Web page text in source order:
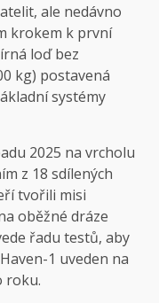
ale nedávno
krokem k první
loď bez
kg) postavená
systémy
2025 na vrcholu
z 18 sdílených
tvořili misi
oběžné dráze
řadu testů, aby
1 uveden na
roku.